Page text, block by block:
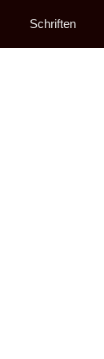
Schriften